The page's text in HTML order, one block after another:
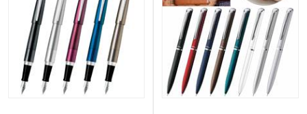
プレゼントするのもおすすめ。